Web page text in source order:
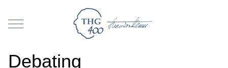
Mobile Menu Toggle
Debating